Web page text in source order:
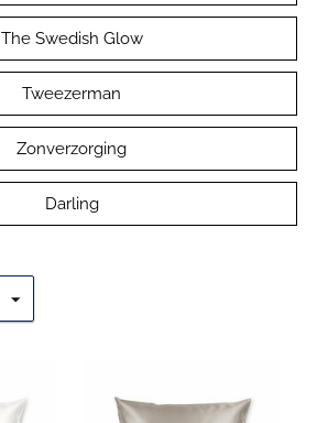
The Swedish Glow
Tweezerman
Zonverzorging
Darling